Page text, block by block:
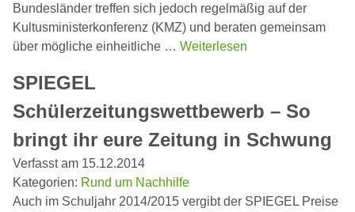
Bundesländer treffen sich jedoch regelmäßig auf der
Kultusministerkonferenz (KMZ) und beraten gemeinsam
über mögliche einheitliche … Weiterlesen
SPIEGEL
Schülerzeitungswettbewerb – So
bringt ihr eure Zeitung in Schwung
Verfasst am 15.12.2014
Kategorien: Rund um Nachhilfe
Auch im Schuljahr 2014/2015 vergibt der SPIEGEL Preise